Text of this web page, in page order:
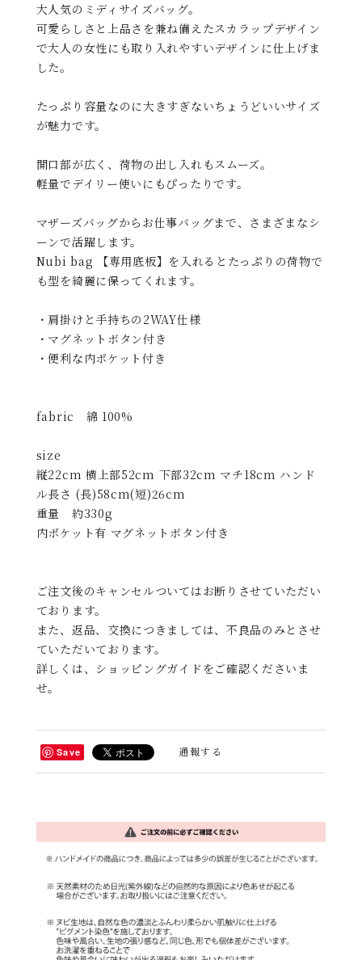
大人気のミディサイズバッグ。
可愛らしさと上品さを兼ね備えたスカラップデザイン
で大人の女性にも取り入れやすいデザインに仕上げま
した。
たっぷり容量なのに大きすぎないちょうどいいサイズ
が魅力です。
開口部が広く、荷物の出し入れもスムーズ。
軽量でデイリー使いにもぴったりです。
マザーズバッグからお仕事バッグまで、さまざまなシ
ーンで活躍します。
Nubi bag 【専用底板】を入れるとたっぷりの荷物で
も型を綺麗に保ってくれます。
・肩掛けと手持ちの2WAY仕様
・マグネットボタン付き
・便利な内ポケット付き
fabric 綿 100%
size
縦22cm 横上部52cm 下部32cm マチ18cm ハンド
ル長さ (長)58cm(短)26cm
重量 約330g
内ポケット有 マグネットボタン付き
ご注文後のキャンセルついてはお断りさせていただい
ております。
また、返品、交換につきましては、不良品のみとさせ
ていただいております。
詳しくは、ショッピングガイドをご確認くださいま
せ。
Save 通報する